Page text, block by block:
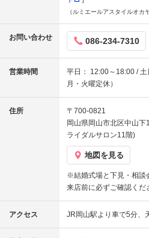
（ルミエールアスタイルオカ
お問い合わせ 086-234-7310
営業時間
平日： 12:00～18:00 /
月・火曜定休）
住所
〒700-0821
岡山県岡山市北区中山
ライダルサロン11階)
地図を見る
※結婚式場と下見・相談
来店前に必ずご確認くだ
アクセス JR岡山駅より車で5分、